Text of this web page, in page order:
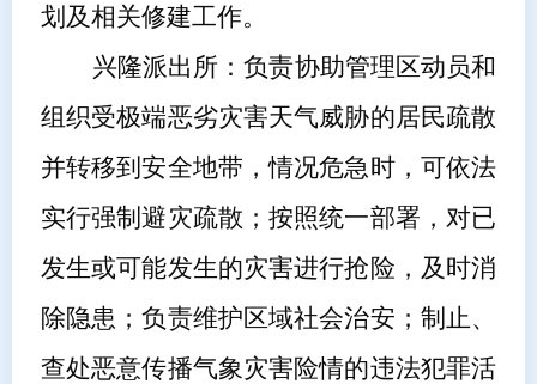
划及相关修建工作。
兴隆派出所 ：负责协助管理区动员和
组织受极端恶劣灾害天气威胁的居民疏散
并转移到安全地带，情况危急时，可依法
实行强制避灾疏散；按照统一部署，对已
发生或可能发生的灾害进行抢险，及时消
除隐患；负责维护区域社会治安；制止、
查处恶意传播气象灾害险情的违法犯罪活